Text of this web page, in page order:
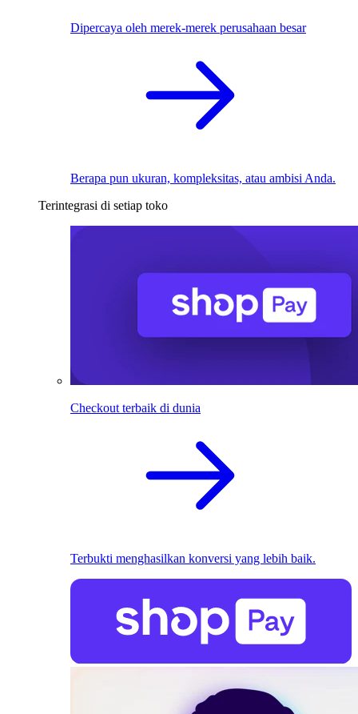
Dipercaya oleh merek-merek perusahaan besar
Berapa pun ukuran, kompleksitas, atau ambisi Anda.
Terintegrasi di setiap toko
Checkout terbaik di dunia
Terbukti menghasilkan konversi yang lebih baik.